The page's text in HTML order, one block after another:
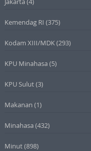
Kemendag RI (375)
Kodam XIII/MDK(293)
KPU Minahasa (5)
KPU Sulut(3)
Makanan (1)
Minahasa (432)
Minut(898)